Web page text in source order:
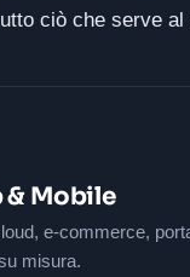
ciò che serve
& Mobile
e-commerce,
misura.